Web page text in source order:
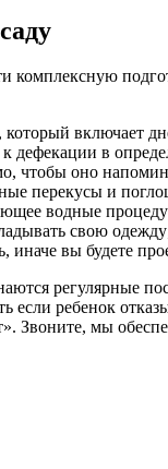
включает
дефекации в
чтобы оно
перекусы и
водные
свою
вы будете
регулярные
если ребенок
Звоните, мы